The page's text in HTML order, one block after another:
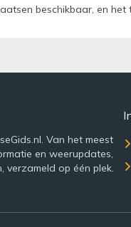
beschikbaar, en
Van het meest
en weerupdates,
op één plek.